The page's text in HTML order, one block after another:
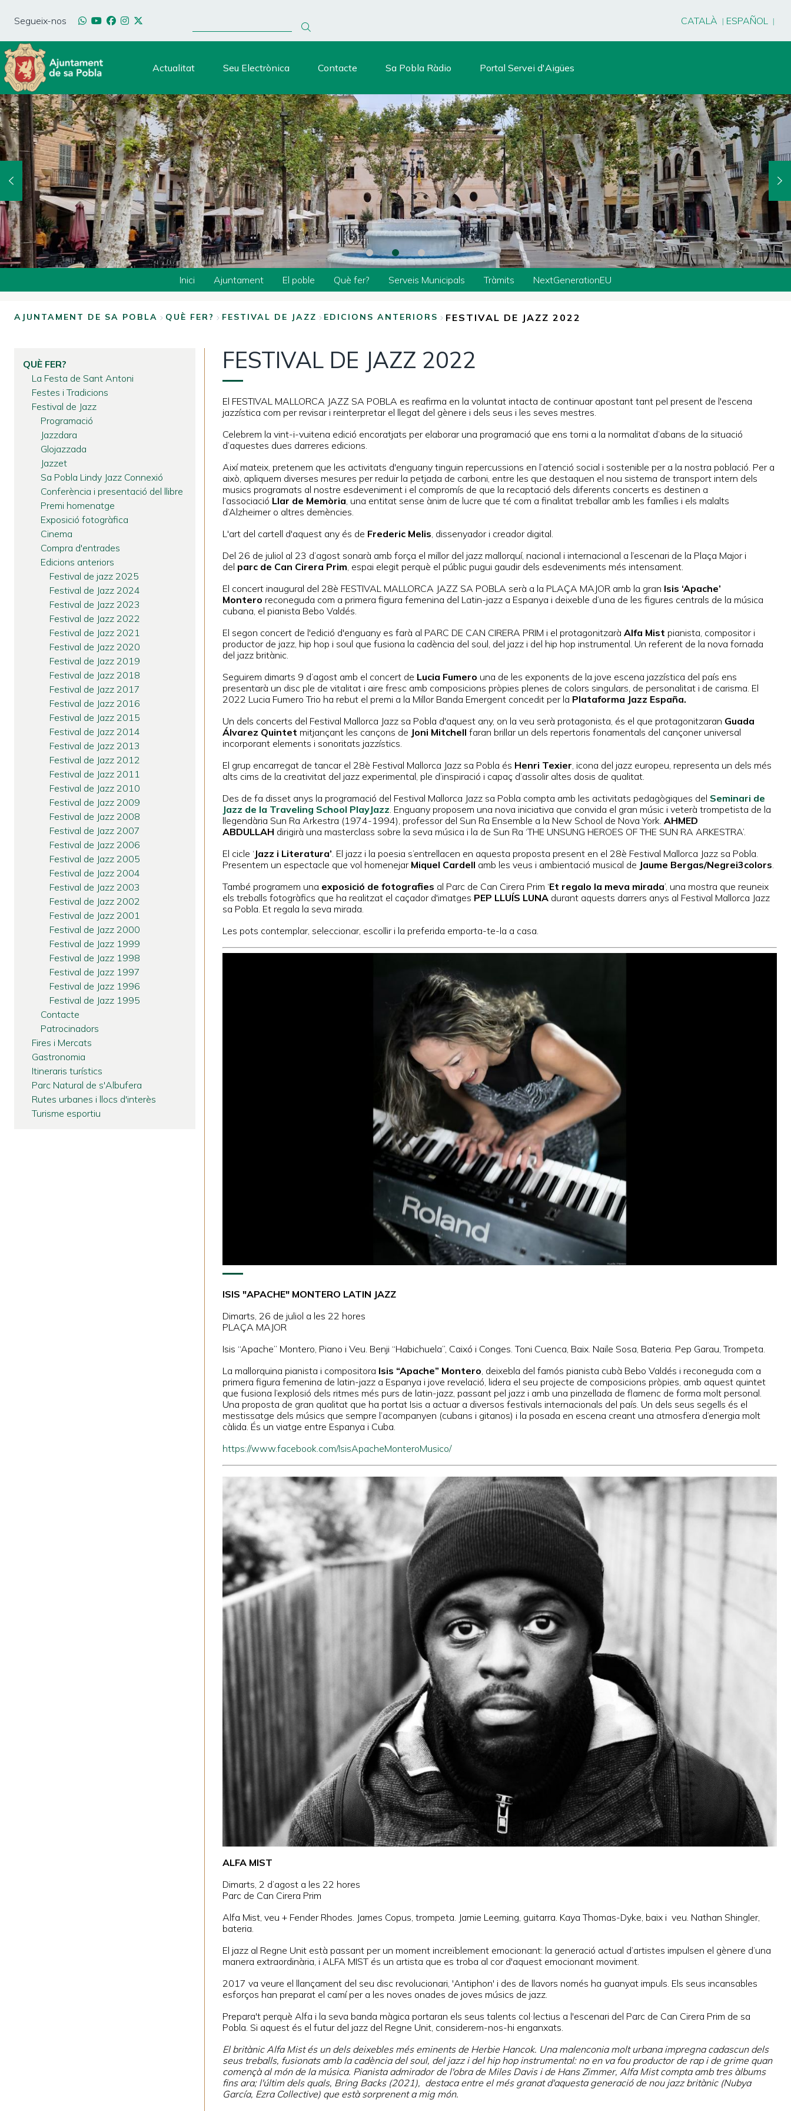
Segueix-nos CATALÀ ESPAÑOL
Actualitat Seu Electrònica Contacte Sa Pobla Ràdio Portal Servei d'Aigües
Inici Ajuntament El poble Què fer? Serveis Municipals Tràmits NextGenerationEU
AJUNTAMENT DE SA POBLA QUÈ FER? FESTIVAL DE JAZZ EDICIONS ANTERIORS FESTIVAL DE JAZZ 2022
QUÈ FER?
La Festa de Sant Antoni
Festes i Tradicions
Festival de Jazz
Programació
Jazzdara
Glojazzada
Jazzet
Sa Pobla Lindy Jazz Connexió
Conferència i presentació del llibre
Premi homenatge
Exposició fotogràfica
Cinema
Compra d'entrades
Edicions anteriors
Festival de jazz 2025
Festival de Jazz 2024
Festival de Jazz 2023
Festival de Jazz 2022
Festival de Jazz 2021
Festival de Jazz 2020
Festival de Jazz 2019
Festival de Jazz 2018
Festival de Jazz 2017
Festival de Jazz 2016
Festival de Jazz 2015
Festival de Jazz 2014
Festival de Jazz 2013
Festival de Jazz 2012
Festival de Jazz 2011
Festival de Jazz 2010
Festival de Jazz 2009
Festival de Jazz 2008
Festival de Jazz 2007
Festival de Jazz 2006
Festival de Jazz 2005
Festival de Jazz 2004
Festival de Jazz 2003
Festival de Jazz 2002
Festival de Jazz 2001
Festival de Jazz 2000
Festival de Jazz 1999
Festival de Jazz 1998
Festival de Jazz 1997
Festival de Jazz 1996
Festival de Jazz 1995
Contacte
Patrocinadors
Fires i Mercats
Gastronomia
Itineraris turístics
Parc Natural de s'Albufera
Rutes urbanes i llocs d'interès
Turisme esportiu
FESTIVAL DE JAZZ 2022
El FESTIVAL MALLORCA JAZZ SA POBLA es reafirma en la voluntat intacta de continuar apostant tant pel present de l'escena
jazzística com per revisar i reinterpretar el llegat del gènere i dels seus i les seves mestres.
Celebrem la vint-i-vuitena edició encoratjats per elaborar una programació que ens torni a la normalitat d’abans de la situació
d’aquestes dues darreres edicions.
Així mateix, pretenem que les activitats d'enguany tinguin repercussions en l’atenció social i sostenible per a la nostra població. Per a
això, apliquem diverses mesures per reduir la petjada de carboni, entre les que destaquen el nou sistema de transport intern dels
musics programats al nostre esdeveniment i el compromís de que la recaptació dels diferents concerts es destinen a
l’associació Llar de Memòria , una entitat sense ànim de lucre que té com a finalitat treballar amb les famílies i els malalts
d’Alzheimer o altres demències.
L'art del cartell d'aquest any és de Frederic Melis , dissenyador i creador digital.
Del 26 de juliol al 23 d’agost sonarà amb força el millor del jazz mallorquí, nacional i internacional a l’escenari de la Plaça Major i
del parc de Can Cirera Prim , espai elegit perquè el públic pugui gaudir dels esdeveniments més intensament.
El concert inaugural del 28è FESTIVAL MALLORCA JAZZ SA POBLA serà a la PLAÇA MAJOR amb la gran Isis ‘Apache’
Montero reconeguda com a primera figura femenina del Latin-jazz a Espanya i deixeble d’una de les figures centrals de la música
cubana, el pianista Bebo Valdés.
El segon concert de l'edició d'enguany es farà al PARC DE CAN CIRERA PRIM i el protagonitzarà Alfa Mist pianista, compositor i
productor de jazz, hip hop i soul que fusiona la cadència del soul, del jazz i del hip hop instrumental. Un referent de la nova fornada
del jazz britànic.
Seguirem dimarts 9 d’agost amb el concert de Lucia Fumero una de les exponents de la jove escena jazzística del país ens
presentarà un disc ple de vitalitat i aire fresc amb composicions pròpies plenes de colors singulars, de personalitat i de carisma. El
2022 Lucia Fumero Trio ha rebut el premi a la Millor Banda Emergent concedit per la Plataforma Jazz España.
Un dels concerts del Festival Mallorca Jazz sa Pobla d'aquest any, on la veu serà protagonista, és el que protagonitzaran Guada
Álvarez Quintet mitjançant les cançons de Joni Mitchell faran brillar un dels repertoris fonamentals del cançoner universal
incorporant elements i sonoritats jazzístics.
El grup encarregat de tancar el 28è Festival Mallorca Jazz sa Pobla és Henri Texier , icona del jazz europeu, representa un dels més
alts cims de la creativitat del jazz experimental, ple d’inspiració i capaç d’assolir altes dosis de qualitat.
Des de fa disset anys la programació del Festival Mallorca Jazz sa Pobla compta amb les activitats pedagògiques del Seminari de
Jazz de la Traveling School PlayJazz . Enguany proposem una nova iniciativa que convida el gran músic i veterà trompetista de la
llegendària Sun Ra Arkestra (1974-1994), professor del Sun Ra Ensemble a la New School de Nova York. AHMED
ABDULLAH dirigirà una masterclass sobre la seva música i la de Sun Ra ‘THE UNSUNG HEROES OF THE SUN RA ARKESTRA’.
El cicle ‘ Jazz i Literatura’ . El jazz i la poesia s’entrellacen en aquesta proposta present en el 28è Festival Mallorca Jazz sa Pobla.
Presentem un espectacle que vol homenejar Miquel Cardell amb les veus i ambientació musical de Jaume Bergas/Negrei3colors
També programem una exposició de fotografies al Parc de Can Cirera Prim ‘Et regalo la meva mirada’, una mostra que reuneix
els treballs fotogràfics que ha realitzat el caçador d'imatges PEP LLUÍS LUNA durant aquests darrers anys al Festival Mallorca Jazz
sa Pobla. Et regala la seva mirada.
Les pots contemplar, seleccionar, escollir i la preferida emporta-te-la a casa.
ISIS "APACHE" MONTERO LATIN JAZZ
Dimarts, 26 de juliol a les 22 hores
PLAÇA MAJOR
Isis “Apache” Montero, Piano i Veu. Benji “Habichuela”, Caixó i Conges. Toni Cuenca, Baix. Naile Sosa, Bateria. Pep Garau, Trompeta.
La mallorquina pianista i compositora Isis “Apache” Montero , deixebla del famós pianista cubà Bebo Valdés i reconeguda com a
primera figura femenina de latin-jazz a Espanya i jove revelació, lidera el seu projecte de composicions pròpies, amb aquest quintet
que fusiona l’explosió dels ritmes més purs de latin-jazz, passant pel jazz i amb una pinzellada de flamenc de forma molt personal.
Una proposta de gran qualitat que ha portat Isis a actuar a diversos festivals internacionals del país. Un dels seus segells és el
mestissatge dels músics que sempre l’acompanyen (cubans i gitanos) i la posada en escena creant una atmosfera d’energia molt
càlida. És un viatge entre Espanya i Cuba.
https://www.facebook.com/IsisApacheMonteroMusico/
ALFA MIST
Dimarts, 2 d’agost a les 22 hores
Parc de Can Cirera Prim
Alfa Mist, veu + Fender Rhodes. James Copus, trompeta. Jamie Leeming, guitarra. Kaya Thomas-Dyke, baix i veu. Nathan Shingler,
bateria.
El jazz al Regne Unit està passant per un moment increïblement emocionant: la generació actual d’artistes impulsen el gènere d’una
manera extraordinària, i ALFA MIST és un artista que es troba al cor d'aquest emocionant moviment.
2017 va veure el llançament del seu disc revolucionari, 'Antiphon' i des de llavors només ha guanyat impuls. Els seus incansables
esforços han preparat el camí per a les noves onades de joves músics de jazz.
Prepara't perquè Alfa i la seva banda màgica portaran els seus talents col·lectius a l'escenari del Parc de Can Cirera Prim de sa
Pobla. Si aquest és el futur del jazz del Regne Unit, considerem-nos-hi enganxats.
El britànic Alfa Mist és un dels deixebles més eminents de Herbie Hancok. Una malenconia molt urbana impregna cadascun dels
seus treballs, fusionats amb la cadència del soul, del jazz i del hip hop instrumental: no en va fou productor de rap i de grime quan
començà al món de la música. Pianista admirador de l'obra de Miles Davis i de Hans Zimmer, Alfa Mist compta amb tres àlbums
fins ara; l'últim dels quals, Bring Backs (2021), destaca entre el més granat d'aquesta generació de nou jazz britànic (Nubya
García, Ezra Collective) que està sorprenent a mig món.